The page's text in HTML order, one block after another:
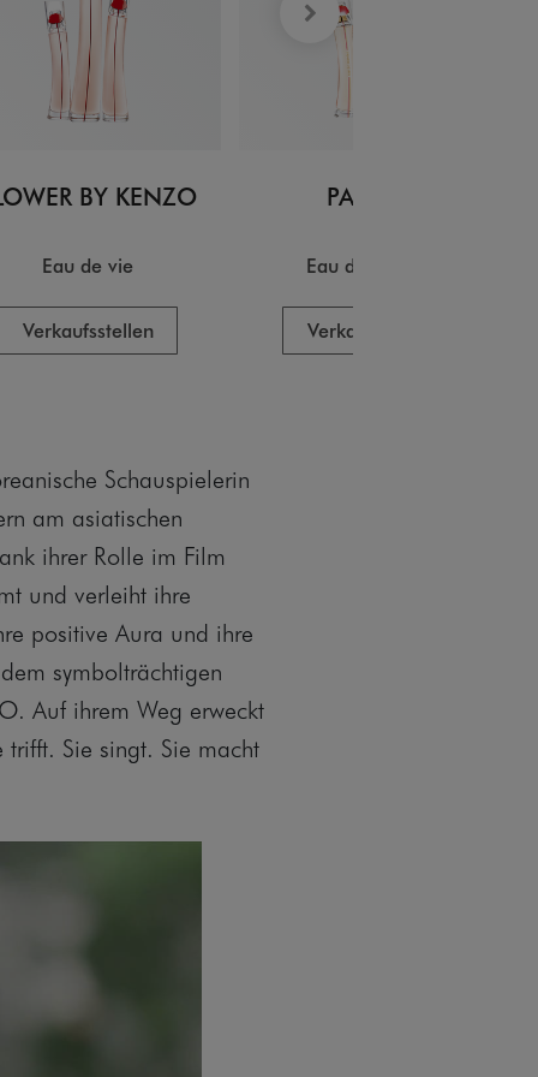
BY KENZO
Eau de vie
Verkaufsstellen
PARFUM
Eau de lumière
Verkaufsstellen
Schauspielerin
am asiatischen
ihrer Rolle im Film
und verleiht ihre
positive Aura und ihre
symbolträchtigen
Auf ihrem Weg erweckt
Sie singt. Sie macht